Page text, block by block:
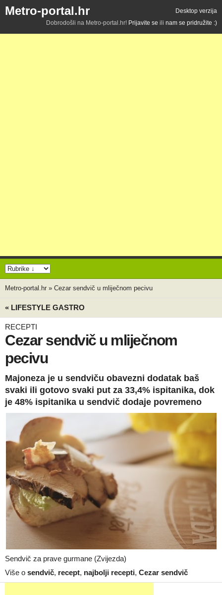
Metro-portal.hr
Desktop verzija
Dobrodošli na Metro-portal.hr! Prijavite se ili nam se pridružite :)
Metro-portal.hr » Cezar sendvič u mliječnom pecivu
« LIFESTYLE GASTRO
RECEPTI
Cezar sendvič u mliječnom
pecivu
Majoneza je u sendviču obavezni dodatak baš
svaki ili gotovo svaki put za 33,4% ispitanika, dok
je 48% ispitanika u sendvič dodaje povremeno
Sendvič za prave gurmane (Zvijezda)
Više o sendvič, recept, najbolji recepti, Cezar sendvič